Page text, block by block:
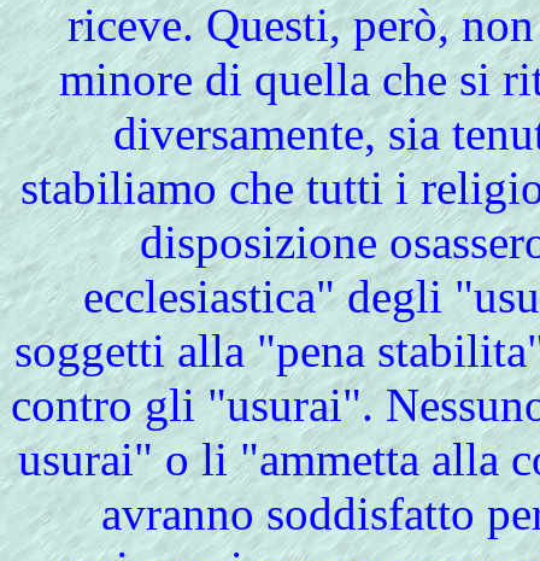
riceve. Questi, però,
minore di quella che si
diversamente, sia
stabiliamo che tutti i
disposizione
ecclesiastica" degli
soggetti alla "pena
contro gli "usurai".
usurai" o li "ammetta alla
avranno soddisfatto